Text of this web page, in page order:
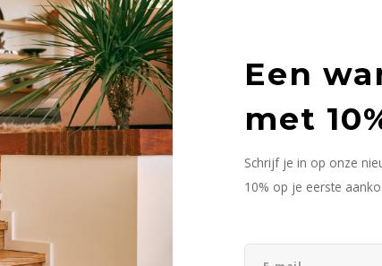
Een
met
Schrijf je in op onze
10% op je eerste